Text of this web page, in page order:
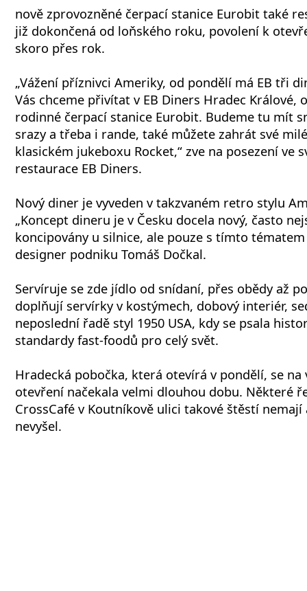
nově zprovozněné čerpací stanice Eurobit také
již dokončená od loňského roku, povolení k
skoro přes rok.
„Vážení příznivci Ameriky, od pondělí má EB tři
Vás chceme přivítat v EB Diners Hradec Králové,
rodinné čerpací stanice Eurobit. Budeme tu mít
srazy a třeba i rande, také můžete zahrát své
klasickém jukeboxu Rocket,“ zve na posezení ve
restaurace EB Diners.
Nový diner je vyveden v takzvaném retro stylu
„Koncept dineru je v Česku docela nový, často
koncipovány u silnice, ale pouze s tímto
designer podniku Tomáš Dočkal.
Servíruje se zde jídlo od snídaní, přes obědy až
doplňují servírky v kostýmech, dobový interiér,
neposlední řadě styl 1950 USA, kdy se psala
standardy fast-foodů pro celý svět.
Hradecká pobočka, která otevírá v pondělí, se na
otevření načekala velmi dlouhou dobu. Některé
CrossCafé v Koutníkově ulici takové štěstí nemají
nevyšel.